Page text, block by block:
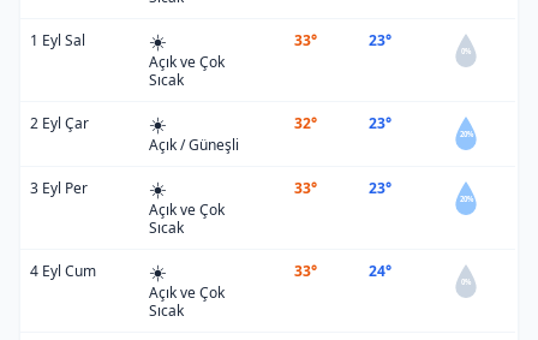
1 Eyl Sal ☀️
Açık ve Çok
Sıcak
33° 23°
0%
2 Eyl Çar ☀️
Açık / Güneşli
32° 23°
20%
3 Eyl Per ☀️
Açık ve Çok
Sıcak
33° 23°
20%
4 Eyl Cum ☀️
Açık ve Çok
Sıcak
33° 24°
0%